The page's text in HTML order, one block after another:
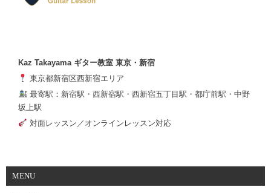
Kaz Takayama ギター教室 東京・新宿
東京都新宿区西新宿エリア
最寄駅：新宿駅・西新宿駅・西新宿五丁目駅・都庁前駅・中野
坂上駅
対面レッスン／オンラインレッスン対応
MENU